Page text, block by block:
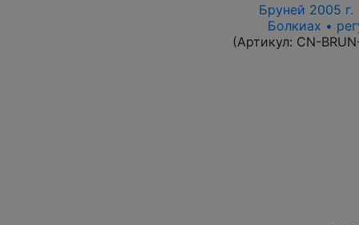
Бруней 2005 г.
Болкиах •
(Артикул: CN-